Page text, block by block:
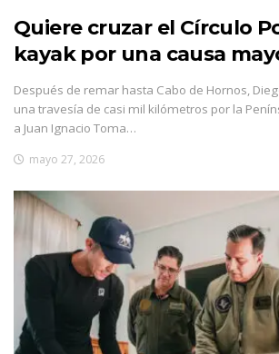
Quiere cruzar el Círculo
kayak por una causa
Después de remar hasta Cabo de Hornos,
una travesía de casi mil kilómetros por la
a Juan Ignacio Toma…
mayo 27, 2026